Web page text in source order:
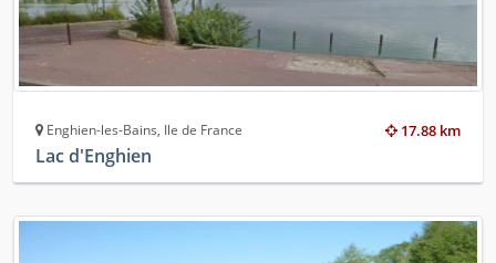
17.88 km
Enghien-les-Bains, Ile de France
Lac d'Enghien